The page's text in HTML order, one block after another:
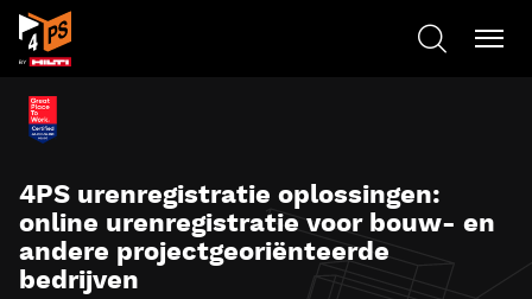
4PS urenregistratie oplossingen:
online urenregistratie voor bouw- en
andere projectgeoriënteerde
bedrijven